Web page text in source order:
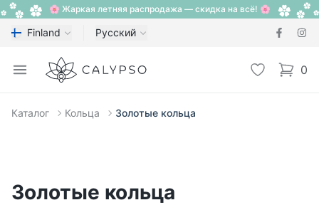
🌸 Жаркая летняя распродажа — скидка на всё! 🌸
Finland Русский
Open menu
Calypso Избранное
0
items
Каталог Кольца Золотые кольца
Золотые кольца